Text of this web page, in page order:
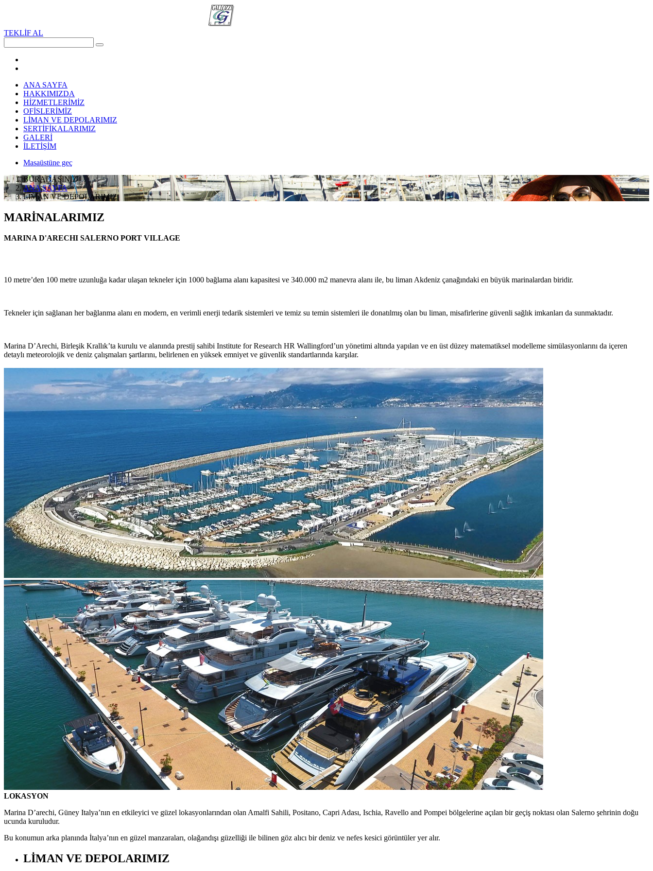
TEKLİF AL
ANA SAYFA
HAKKIMIZDA
HİZMETLERİMİZ
OFİSLERİMİZ
LİMAN VE DEPOLARIMIZ
SERTİFİKALARIMIZ
GALERİ
İLETİŞİM
Masaüstüne geç
BURADASINIZ
ANA SAYFA
LİMAN VE DEPOLARIMIZ
MARİNALARIMIZ
MARINA D'ARECHI SALERNO PORT VILLAGE
10 metre’den 100 metre uzunluğa kadar ulaşan tekneler için 1000 bağlama alanı kapasitesi ve 340.000 m2 manevra alanı ile, bu liman Akdeniz çanağındaki en büyük marinalardan biridir.
Tekneler için sağlanan her bağlanma alanı en modern, en verimli enerji tedarik sistemleri ve temiz su temin sistemleri ile donatılmış olan bu liman, misafirlerine güvenli sağlık imkanları da sunmaktadır.
Marina D’Arechi, Birleşik Krallık’ta kurulu ve alanında prestij sahibi Institute for Research HR Wallingford’un yönetimi altında yapılan ve en üst düzey matematiksel modelleme simülasyonlarını da içeren
detaylı meteorolojik ve deniz çalışmaları şartlarını, belirlenen en yüksek emniyet ve güvenlik standartlarında karşılar.
LOKASYON
Marina D’arechi, Güney Italya’nın en etkileyici ve güzel lokasyonlarından olan Amalfi Sahili, Positano, Capri Adası, Ischia, Ravello and Pompei bölgelerine açılan bir geçiş noktası olan Salerno şehrinin doğu
ucunda kuruludur.
Bu konumun arka planında İtalya’nın en güzel manzaraları, olağandışı güzelliği ile bilinen göz alıcı bir deniz ve nefes kesici görüntüler yer alır.
LİMAN VE DEPOLARIMIZ